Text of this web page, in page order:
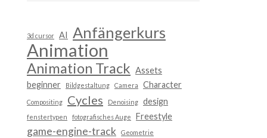
3d cursor AI Anfängerkurs
Animation
Animation Track Assets
beginner
Bildgestaltung Camera Character
Compositing Cycles Denoising design
fenstertypen fotografisches Auge Freestyle
game-engine-track Geometrie